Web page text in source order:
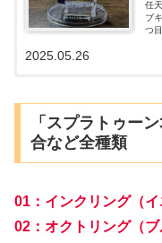
任
ブ
つ
て
2025.05.26
「スプラトゥー
合など全種類
01：インクリング（イ
02：オクトリング（ブ